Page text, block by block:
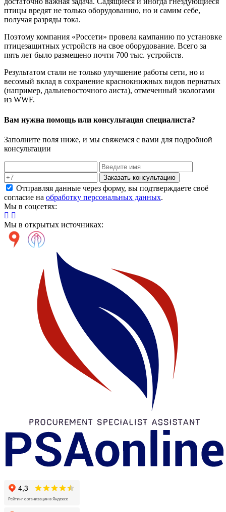
птицы вредят не только оборудованию, но и самим себе,
получая разряды тока.
Поэтому компания «Россети» провела кампанию по установке
птицезащитных устройств на свое оборудование. Всего за
пять лет было размещено почти 700 тыс. устройств.
Результатом стали не только улучшение работы сети, но и
весомый вклад в сохранение краснокнижных видов пернатых
(например, дальневосточного аиста), отмеченный экологами
из WWF.
Вам нужна помощь или консультация специалиста?
Заполните поля ниже, и мы свяжемся с вами для подробной
консультации
Заказать консультацию
Отправляя данные через форму, вы подтверждаете своё
согласие на обработку персональных данных.
Мы в соцсетях:
Мы в открытых источниках: